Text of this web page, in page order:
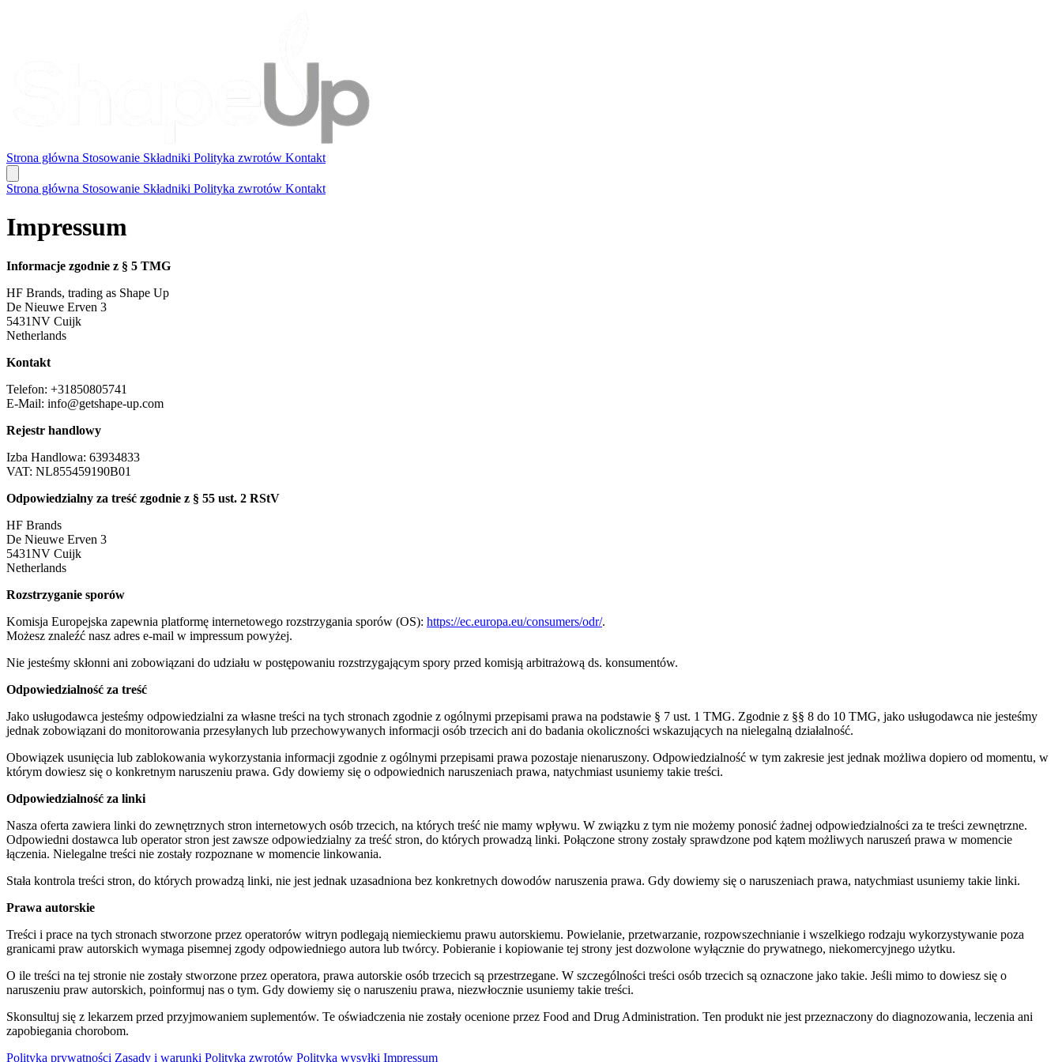
Strona główna Stosowanie Składniki Polityka zwrotów Kontakt
Strona główna Stosowanie Składniki Polityka zwrotów Kontakt
Impressum
Informacje zgodnie z § 5 TMG
HF Brands, trading as Shape Up
De Nieuwe Erven 3
5431NV Cuijk
Netherlands
Kontakt
Telefon: +31850805741
E-Mail: info@getshape-up.com
Rejestr handlowy
Izba Handlowa: 63934833
VAT: NL855459190B01
Odpowiedzialny za treść zgodnie z § 55 ust. 2 RStV
HF Brands
De Nieuwe Erven 3
5431NV Cuijk
Netherlands
Rozstrzyganie sporów
Komisja Europejska zapewnia platformę internetowego rozstrzygania sporów (OS): https://ec.europa.eu/consumers/odr/.
Możesz znaleźć nasz adres e-mail w impressum powyżej.
Nie jesteśmy skłonni ani zobowiązani do udziału w postępowaniu rozstrzygającym spory przed komisją arbitrażową ds. konsumentów.
Odpowiedzialność za treść
Jako usługodawca jesteśmy odpowiedzialni za własne treści na tych stronach zgodnie z ogólnymi przepisami prawa na podstawie § 7 ust. 1 TMG. Zgodnie z §§ 8 do 10 TMG, jako usługodawca nie jesteśmy
jednak zobowiązani do monitorowania przesyłanych lub przechowywanych informacji osób trzecich ani do badania okoliczności wskazujących na nielegalną działalność.
Obowiązek usunięcia lub zablokowania wykorzystania informacji zgodnie z ogólnymi przepisami prawa pozostaje nienaruszony. Odpowiedzialność w tym zakresie jest jednak możliwa dopiero od momentu, w
którym dowiesz się o konkretnym naruszeniu prawa. Gdy dowiemy się o odpowiednich naruszeniach prawa, natychmiast usuniemy takie treści.
Odpowiedzialność za linki
Nasza oferta zawiera linki do zewnętrznych stron internetowych osób trzecich, na których treść nie mamy wpływu. W związku z tym nie możemy ponosić żadnej odpowiedzialności za te treści zewnętrzne.
Odpowiedni dostawca lub operator stron jest zawsze odpowiedzialny za treść stron, do których prowadzą linki. Połączone strony zostały sprawdzone pod kątem możliwych naruszeń prawa w momencie
łączenia. Nielegalne treści nie zostały rozpoznane w momencie linkowania.
Stała kontrola treści stron, do których prowadzą linki, nie jest jednak uzasadniona bez konkretnych dowodów naruszenia prawa. Gdy dowiemy się o naruszeniach prawa, natychmiast usuniemy takie linki.
Prawa autorskie
Treści i prace na tych stronach stworzone przez operatorów witryn podlegają niemieckiemu prawu autorskiemu. Powielanie, przetwarzanie, rozpowszechnianie i wszelkiego rodzaju wykorzystywanie poza
granicami praw autorskich wymaga pisemnej zgody odpowiedniego autora lub twórcy. Pobieranie i kopiowanie tej strony jest dozwolone wyłącznie do prywatnego, niekomercyjnego użytku.
O ile treści na tej stronie nie zostały stworzone przez operatora, prawa autorskie osób trzecich są przestrzegane. W szczególności treści osób trzecich są oznaczone jako takie. Jeśli mimo to dowiesz się o
naruszeniu praw autorskich, poinformuj nas o tym. Gdy dowiemy się o naruszeniu prawa, niezwłocznie usuniemy takie treści.
Skonsultuj się z lekarzem przed przyjmowaniem suplementów. Te oświadczenia nie zostały ocenione przez Food and Drug Administration. Ten produkt nie jest przeznaczony do diagnozowania, leczenia ani
zapobiegania chorobom.
Polityka prywatności Zasady i warunki Polityka zwrotów Polityka wysyłki Impressum